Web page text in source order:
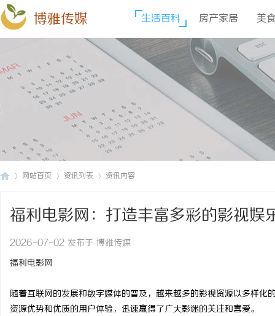
博雅传媒 生活百科 房产家居 美
网站首页 资讯列表 资讯内容
福利电影网：打造丰富多彩的影视娱
2026-07-02 发布于 博雅传媒
福利电影网
随着互联网的发展和数字媒体的普及，越来越多的影视资源以多样
资源优势和优质的用户体验，迅速赢得了广大影迷的关注和喜爱。